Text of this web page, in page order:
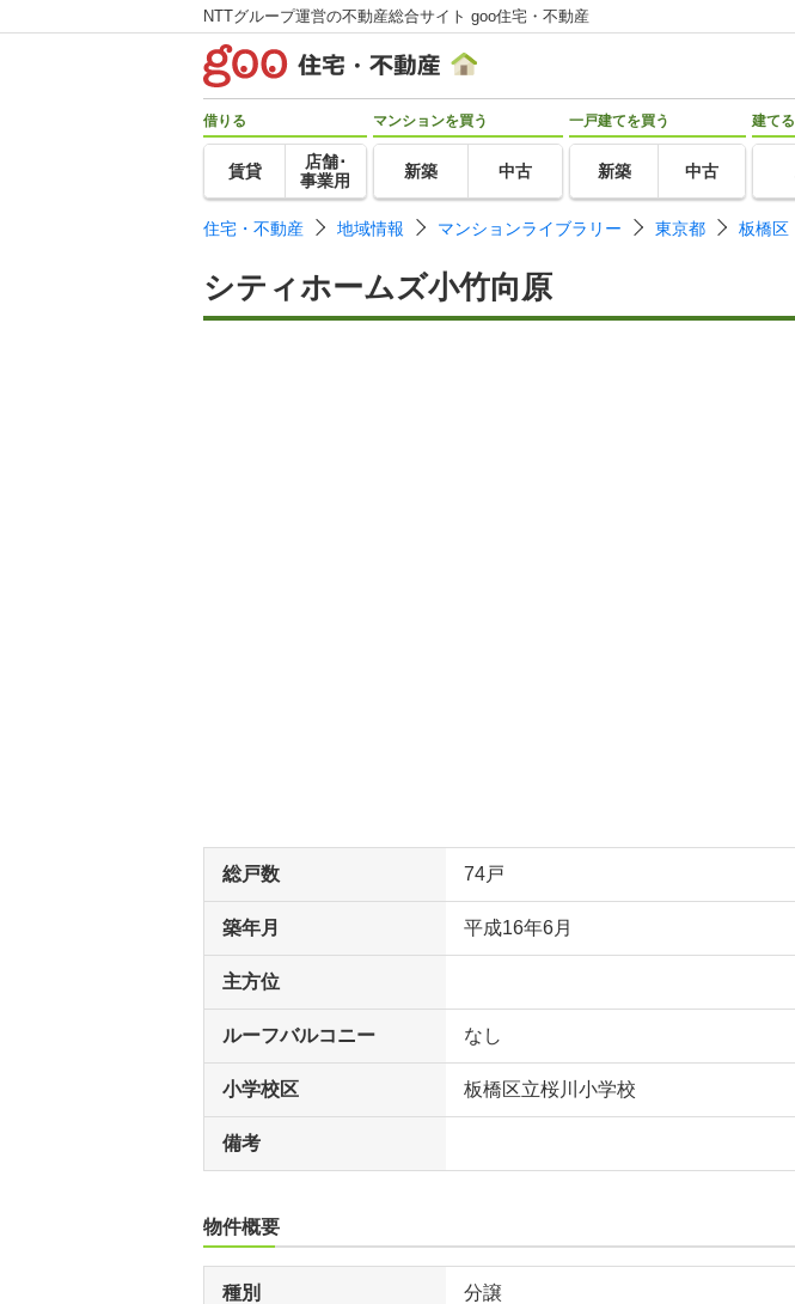
NTTグループ運営の不動産総合サイト goo住宅・不動産
借りる
賃貸
店舗･
事業用
マンションを買う
新築 中古
一戸建てを買う
新築 中古
建てる
住宅・不動産 地域情報 マンションライブラリー 東京都 板橋区
シティホームズ小竹向原
総戸数 74戸
築年月 平成16年6月
主方位
ルーフバルコニー なし
小学校区 板橋区立桜川小学校
備考
物件概要
種別 分譲